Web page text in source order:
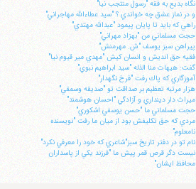
نگاه بديع به فقه "رسول منتجب نيا"
و در نماز عشق چه خواندي ؟ "سيد عطاءالله مهاجراني"
راهي كه بايد تا پايان پيمود "عبدالله مهتدي"
حجت مسلماني من "بهزاد مهراني"
پيراهن سبز يوسف "ش. مهرمنش"
فقيه حق انديش و انسان كيش "مهدي مير قيوم نيا"
گفت: هيهات منا الذله "سيد ابراهيم نبوي"
آموزگاري كه پاك رفت "فرخ نگهدار"
هزار مرتبه تعظيم بر صداقت تو "صديقه وسمقي"
ميراث دار دينداري و آزادگي "احسان هوشمند"
حجت مسلماني ما "حسن يوسفي اشكوري"
مردي كه حق تكليفش بود از ميان ما رفت "نويسنده
نامعلوم"
نام تو در دفتر تاريخ سبز"شاعري كه خود را معرفي نكرد"
نيست دگر قرص قمر پيش ما "فرزند يكي از پاسداران
محافظ ايشان"